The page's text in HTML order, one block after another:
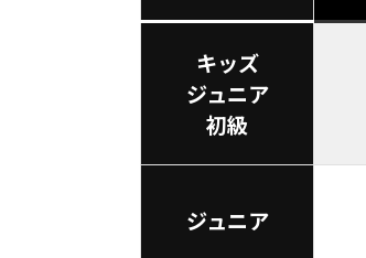
キッズ
ジュニア
初級
ジュニア